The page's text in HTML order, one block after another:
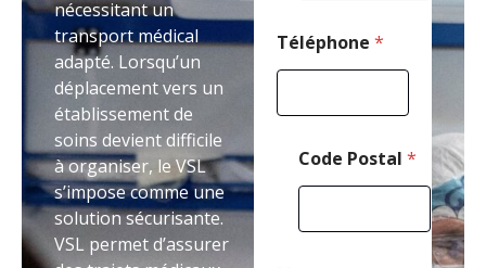
nécessitant un
transport médical
adapté. Lorsqu’un
déplacement vers un
établissement de
soins devient difficile
à organiser, le VSL
s’impose comme une
solution sécurisante.
VSL permet d’assurer
Téléphone *
Code Postal *